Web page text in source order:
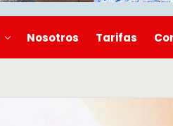
Nosotros Tarifas